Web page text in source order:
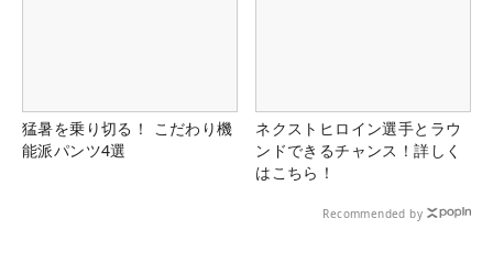
猛暑を乗り切る！ こだわり機
能派パンツ4選
ネクストヒロイン選手とラウ
ンドできるチャンス！詳しく
はこちら！
Recommended by